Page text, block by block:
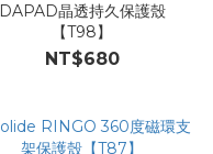
DAPAD晶透持久保護殼
【T98】
NT$680